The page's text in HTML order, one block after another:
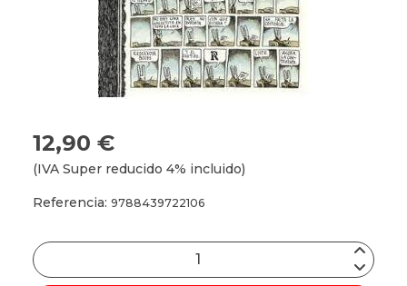
12,90 €
(IVA Super reducido 4% incluido)
Referencia: 9788439722106